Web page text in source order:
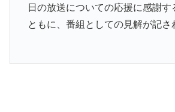
日の放送についての応援に感謝す
ともに、番組としての見解が記さ